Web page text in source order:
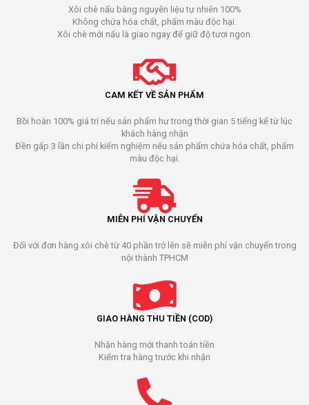
Xôi chè nấu bằng nguyên liệu tự nhiên 100%
Không chứa hóa chất, phẩm màu độc hại.
Xôi chè mới nấu là giao ngay để giữ độ tươi ngon.
CAM KẾT VỀ SẢN PHẨM
Bồi hoàn 100% giá trị nếu sản phẩm hư trong thời gian 5 tiếng kể từ lúc
khách hàng nhận
Đền gấp 3 lần chi phí kiểm nghiệm nếu sản phẩm chứa hóa chất, phẩm
màu độc hại.
MIỄN PHÍ VẬN CHUYỂN
Đối với đơn hàng xôi chè từ 40 phần trở lên sẽ miễn phí vận chuyển trong
nội thành TPHCM
GIAO HÀNG THU TIỀN (COD)
Nhận hàng mới thanh toán tiền
Kiểm tra hàng trước khi nhận